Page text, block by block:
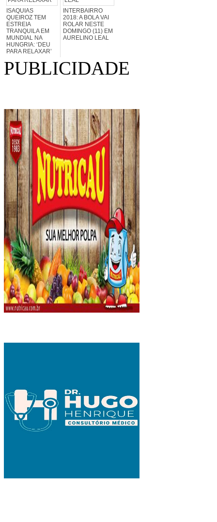
ISAQUIAS
QUEIROZ TEM
ESTREIA
TRANQUILA EM
MUNDIAL NA
HUNGRIA: ‘DEU
PARA RELAXAR’
INTERBAIRRO
2018: A BOLA VAI
ROLAR NESTE
DOMINGO (11) EM
AURELINO LEAL
PUBLICIDADE